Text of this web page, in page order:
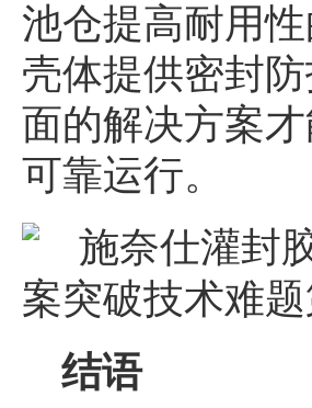
池仓提高耐用
壳体提供密封
面的解决方案
可靠运行。
结语